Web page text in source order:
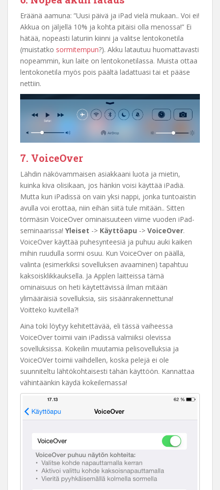
Eräänä aamuna: ”Uusi päivä ja iPad vielä mukaan.. Voi ei!
Akkua on jäljellä 10% ja kohta pitäisi olla menossa!” Ei
hätää, nopeasti laturiin kiinni ja valitse lentokonetila
(muistatko sormitempun?). Akku latautuu huomattavasti
nopeammin, kun laite on lentokonetilassa. Muista ottaa
lentokonetila myös pois päältä ladattuasi tai et pääse
nettiin.
7. VoiceOver
Lähdin näkövammaisen asiakkaani luota ja mietin,
kuinka kiva olisikaan, jos hänkin voisi käyttää iPadiä.
Mutta kun iPadissä on vain yksi nappi, jonka tuntoaistin
avulla voi erottaa, niin eihän siitä tule mitään.. Sitten
törmäsin VoiceOver ominaisuuteen viime vuoden iPad-
seminaarissa! Yleiset -> Käyttöapu -> VoiceOver.
VoiceOver käyttää puhesynteesiä ja puhuu auki kaiken
mihin ruudulla sormi osuu. Kun VoiceOver on päällä,
valinta (esimerkiksi sovelluksen avaaminen) tapahtuu
kaksoisklikkauksella. Ja Applen laitteissa tämä
ominaisuus on heti käytettävissä ilman mitään
ylimääräisiä sovelluksia, siis sisäänrakennettuna!
Voitteko kuvitella?!
Aina toki löytyy kehitettävää, eli tässä vaiheessa
VoiceOver toimii vain iPadissä valmiiksi olevissa
sovelluksissa. Kokeilin muutamia pelisovelluksia ja
VoiceOVer toimii vaihdellen, koska pelejä ei ole
suunniteltu lähtökohtaisesti tähän käyttöön. Kannattaa
vähintäänkin käydä kokeilemassa!